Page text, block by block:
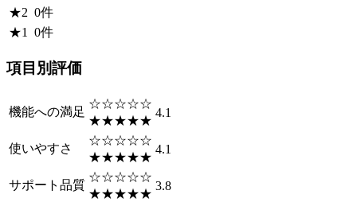
★2 0件
★1 0件
項目別評価
機能への満足
☆☆☆☆☆
★★★★★
4.1
使いやすさ
☆☆☆☆☆
★★★★★
4.1
サポート品質
☆☆☆☆☆
★★★★★
3.8